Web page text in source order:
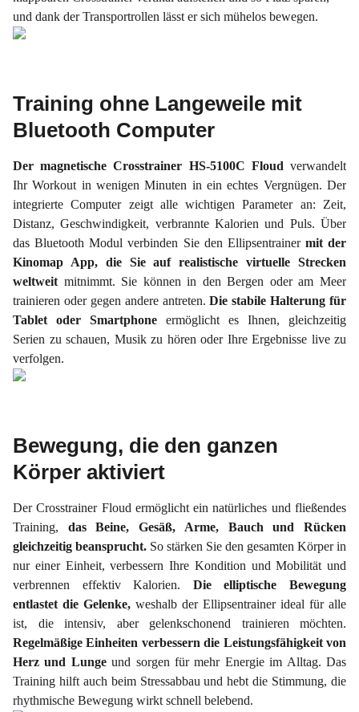
und dank der Transportrollen lässt er sich mühelos bewegen.
Training ohne Langeweile mit
Bluetooth Computer
Der magnetische Crosstrainer HS-5100C Floud verwandelt
Ihr Workout in wenigen Minuten in ein echtes Vergnügen. Der
integrierte Computer zeigt alle wichtigen Parameter an: Zeit,
Distanz, Geschwindigkeit, verbrannte Kalorien und Puls. Über
das Bluetooth Modul verbinden Sie den Ellipsentrainer mit der
Kinomap App, die Sie auf realistische virtuelle Strecken
weltweit mitnimmt. Sie können in den Bergen oder am Meer
trainieren oder gegen andere antreten.Die stabile Halterung für
Tablet oder Smartphone ermöglicht es Ihnen, gleichzeitig
Serien zu schauen, Musik zu hören oder Ihre Ergebnisse live zu
verfolgen.
Bewegung, die den ganzen
Körper aktiviert
Der Crosstrainer Floud ermöglicht ein natürliches und fließendes
Training, das Beine, Gesäß, Arme, Bauch und Rücken
gleichzeitig beansprucht. So stärken Sie den gesamten Körper in
nur einer Einheit, verbessern Ihre Kondition und Mobilität und
verbrennen effektiv Kalorien. Die elliptische Bewegung
entlastet die Gelenke, weshalb der Ellipsentrainer ideal für alle
ist, die intensiv, aber gelenkschonend trainieren möchten.
Regelmäßige Einheiten verbessern die Leistungsfähigkeit von
Herz und Lungeund sorgen für mehr Energie im Alltag. Das
Training hilft auch beim Stressabbau und hebt die Stimmung, die
rhythmische Bewegung wirkt schnell belebend.